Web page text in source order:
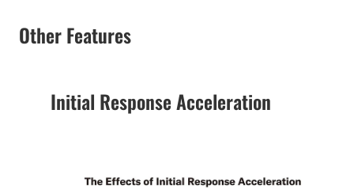
Other Features
Initial Response Acceleration